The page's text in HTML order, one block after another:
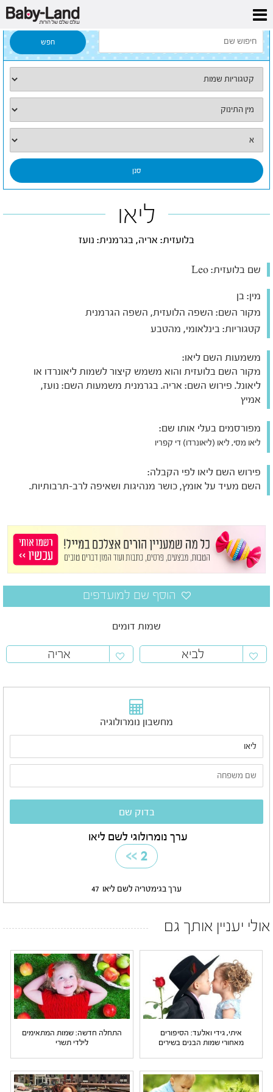
דף הבית
ליאו
בלועזית: אריה, בגרמנית: נועז
שם בלועזית:
מין: בן
מקור השם: השפה הלועזית, השפה הגרמנית
קטגוריות: בינלאומי, מהטבע
משמעות השם ליאו:
מקור השם בלועזית והוא משמש קיצור לשמות ליאונרדו או
ליאונל. פירוש השם: אריה. בגרמנית משמעות השם: נועז,
אמיץ
מפורסמים בעלי אותו שם:
ליאו מסי, ליאו (ליאונרדו) די קפריו
פירוש השם ליאו לפי הקבלה:
השם מעיד על אומץ, כושר מנהיגות ושאיפה לרב-תרבותיות.
שמות דומים
לביא אריה
מחשבון נומרולוגיה
ערך נומרולוגי לשם ליאו
2
>>
ערך בגימטריה לשם ליאו 47
אולי יעניין אותך גם
איתי, גידי ואלעד: הסיפורים
מאחורי שמות הבנים בשירים
התחלה חדשה: שמות המתאימים
לילדי תשרי